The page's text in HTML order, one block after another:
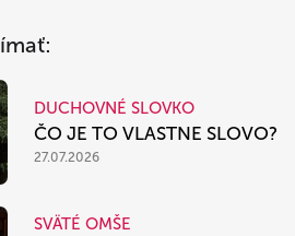
DUCHOVNÉ SLOVKO
ČO JE TO VLASTNE SLOVO?
27.07.2026
SVÄTÉ OMŠE